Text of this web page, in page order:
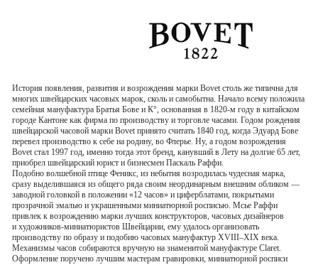
История появления, развития и возрождения марки Bovet столь же типична для
многих швейцарских часовых марок, сколь и самобытна. Начало всему положила
семейная мануфактура Братья Бове и К°, основанная в 1820-м году в китайском
городе Кантоне как фирма по производству и торговле часами. Годом рождения
швейцарской часовой марки Bovet принято считать 1840 год, когда Эдуард Бове
перевел производство к себе на родину, во Флерье. Ну, а годом возрождения
Bovet стал 1997 год, именно тогда этот бренд, канувший в Лету на долгие 65 лет,
приобрел швейцарский юрист и бизнесмен Паскаль Раффи.
Подобно волшебной птице Феникс, из небытия возродилась чудесная марка,
сразу выделившаяся из общего ряда своим неординарным внешним обликом —
заводной головкой в положении «12 часов» и циферблатами, покрытыми
прозрачной эмалью и украшенными миниатюрной росписью. Мсье Раффи
привлек к возрождению марки лучших конструкторов, часовых дизайнеров
и художников-миниатюристов Швейцарии, ему удалось организовать
производству по образу и подобию часовых мануфактур XVIII–XIX века.
Механизмы часов собираются вручную на знаменитой мануфактуре Claret.
Оформление поручено лучшим мастерам гравировки, миниатюрной росписи